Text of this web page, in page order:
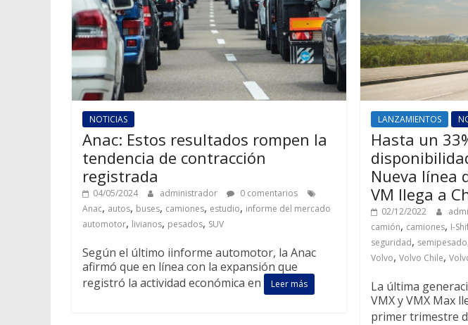
NOTICIAS
Anac: Estos resultados rompen la
tendencia de contracción
registrada
04/05/2024 administrador
0 comentarios
Anac, autos, buses, camiones, estudio, informe del mercado
automotor, livianos, pesados, SUV
Según el último iinforme automotor, la Anac
afirmó que en línea con la expansión que
registró la actividad económica en
Leer más
LANZAMIENTOS
Hasta un
Nueva línea
VM llega a
02/12/2022
camión, camiones, I-
seguridad, semipesado
Volvo,Volvo Chile,
La última
VMX y VMX Max
primer trimestre